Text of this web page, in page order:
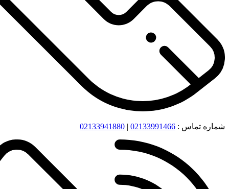
شماره تماس : 02133991466
|
02133941880